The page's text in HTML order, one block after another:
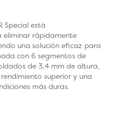
Special está
eliminar rápidamente
una solución eficaz para
con 6 segmentos de
de 3,4 mm de altura,
superior y una
más duras.